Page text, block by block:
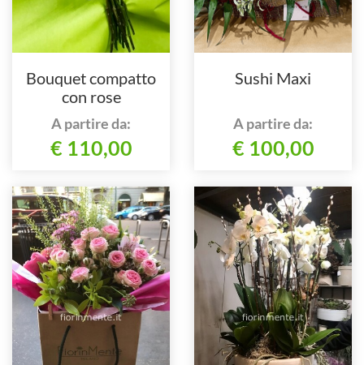
Bouquet compatto
con rose
A partire da:
€ 110,00
Sushi Maxi
A partire da:
€ 100,00